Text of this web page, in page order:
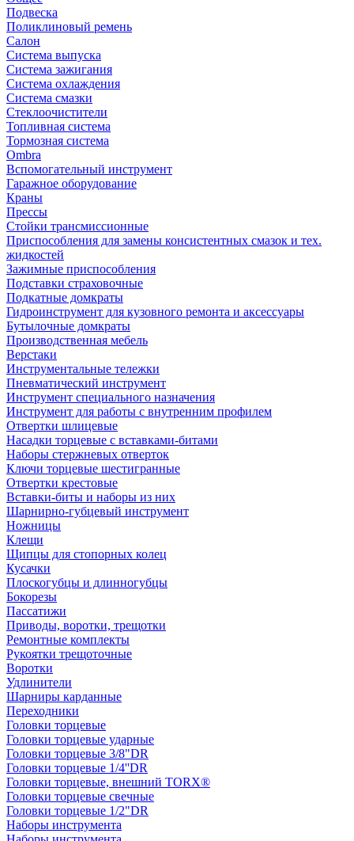
Подвеска
Поликлиновый ремень
Салон
Система выпуска
Система зажигания
Система охлаждения
Система смазки
Стеклоочистители
Топливная система
Тормозная система
Ombra
Вспомогательный инструмент
Гаражное оборудование
Краны
Прессы
Стойки трансмиссионные
Приспособления для замены консистентных смазок и тех.
жидкостей
Зажимные приспособления
Подставки страховочные
Подкатные домкраты
Гидроинструмент для кузовного ремонта и аксессуары
Бутылочные домкраты
Производственная мебель
Верстаки
Инструментальные тележки
Пневматический инструмент
Инструмент специального назначения
Инструмент для работы с внутренним профилем
Отвертки шлицевые
Насадки торцевые с вставками-битами
Наборы стержневых отверток
Ключи торцевые шестигранные
Отвертки крестовые
Вставки-биты и наборы из них
Шарнирно-губцевый инструмент
Ножницы
Клещи
Щипцы для стопорных колец
Кусачки
Плоскогубцы и длинногубцы
Бокорезы
Пассатижи
Приводы, воротки, трещотки
Ремонтные комплекты
Рукоятки трещоточные
Воротки
Удлинители
Шарниры карданные
Переходники
Головки торцевые
Головки торцевые ударные
Головки торцевые 3/8"DR
Головки торцевые 1/4''DR
Головки торцевые, внешний TORX®
Головки торцевые свечные
Головки торцевые 1/2"DR
Наборы инструмента